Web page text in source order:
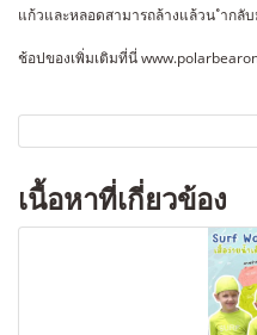
แก้วและหลอดสามารถล้างแล้วน ำกลั
ช้อปของเพิ่มเติมที่นี่
เนื้อหาที่เกี่ยวข้อง